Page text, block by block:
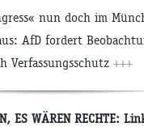
nun doch im
AfD fordert
Verfassungsschutz +++
ES WÄREN RECHTE: